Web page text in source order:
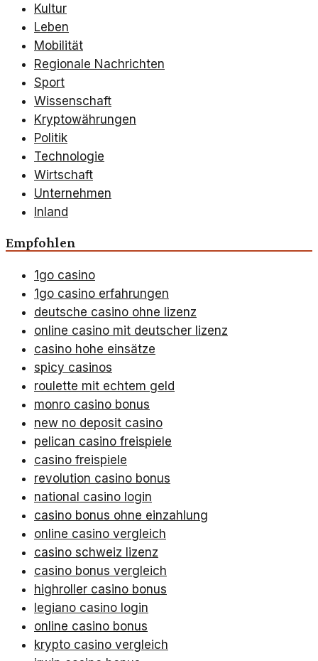
Kultur
Leben
Mobilität
Regionale Nachrichten
Sport
Wissenschaft
Kryptowährungen
Politik
Technologie
Wirtschaft
Unternehmen
Inland
Empfohlen
1go casino
1go casino erfahrungen
deutsche casino ohne lizenz
online casino mit deutscher lizenz
casino hohe einsätze
spicy casinos
roulette mit echtem geld
monro casino bonus
new no deposit casino
pelican casino freispiele
casino freispiele
revolution casino bonus
national casino login
casino bonus ohne einzahlung
online casino vergleich
casino schweiz lizenz
casino bonus vergleich
highroller casino bonus
legiano casino login
online casino bonus
krypto casino vergleich